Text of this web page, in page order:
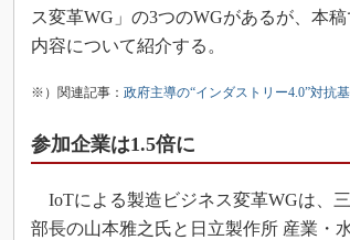
ス変革WG」の3つのWGがあるが、本
内容について紹介する。
※）関連記事： 政府主導の“インダストリー4.0”対抗
参加企業は1.5倍に
IoTによる製造ビジネス変革WGは、
部長の山本雅之氏と日立製作所 産業・